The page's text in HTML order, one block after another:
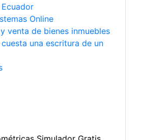
Online
venta de bienes inmuebles
una escritura de un